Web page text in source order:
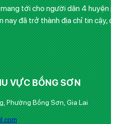
tới cho người dân 4 huyện
nay đã trở thành địa chỉ tin cậy,
VỰC BỒNG SƠN
Phường Bồng Sơn, Gia Lai